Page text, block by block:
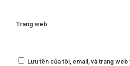
Trang web
Lưu tên của tôi, email, và trang